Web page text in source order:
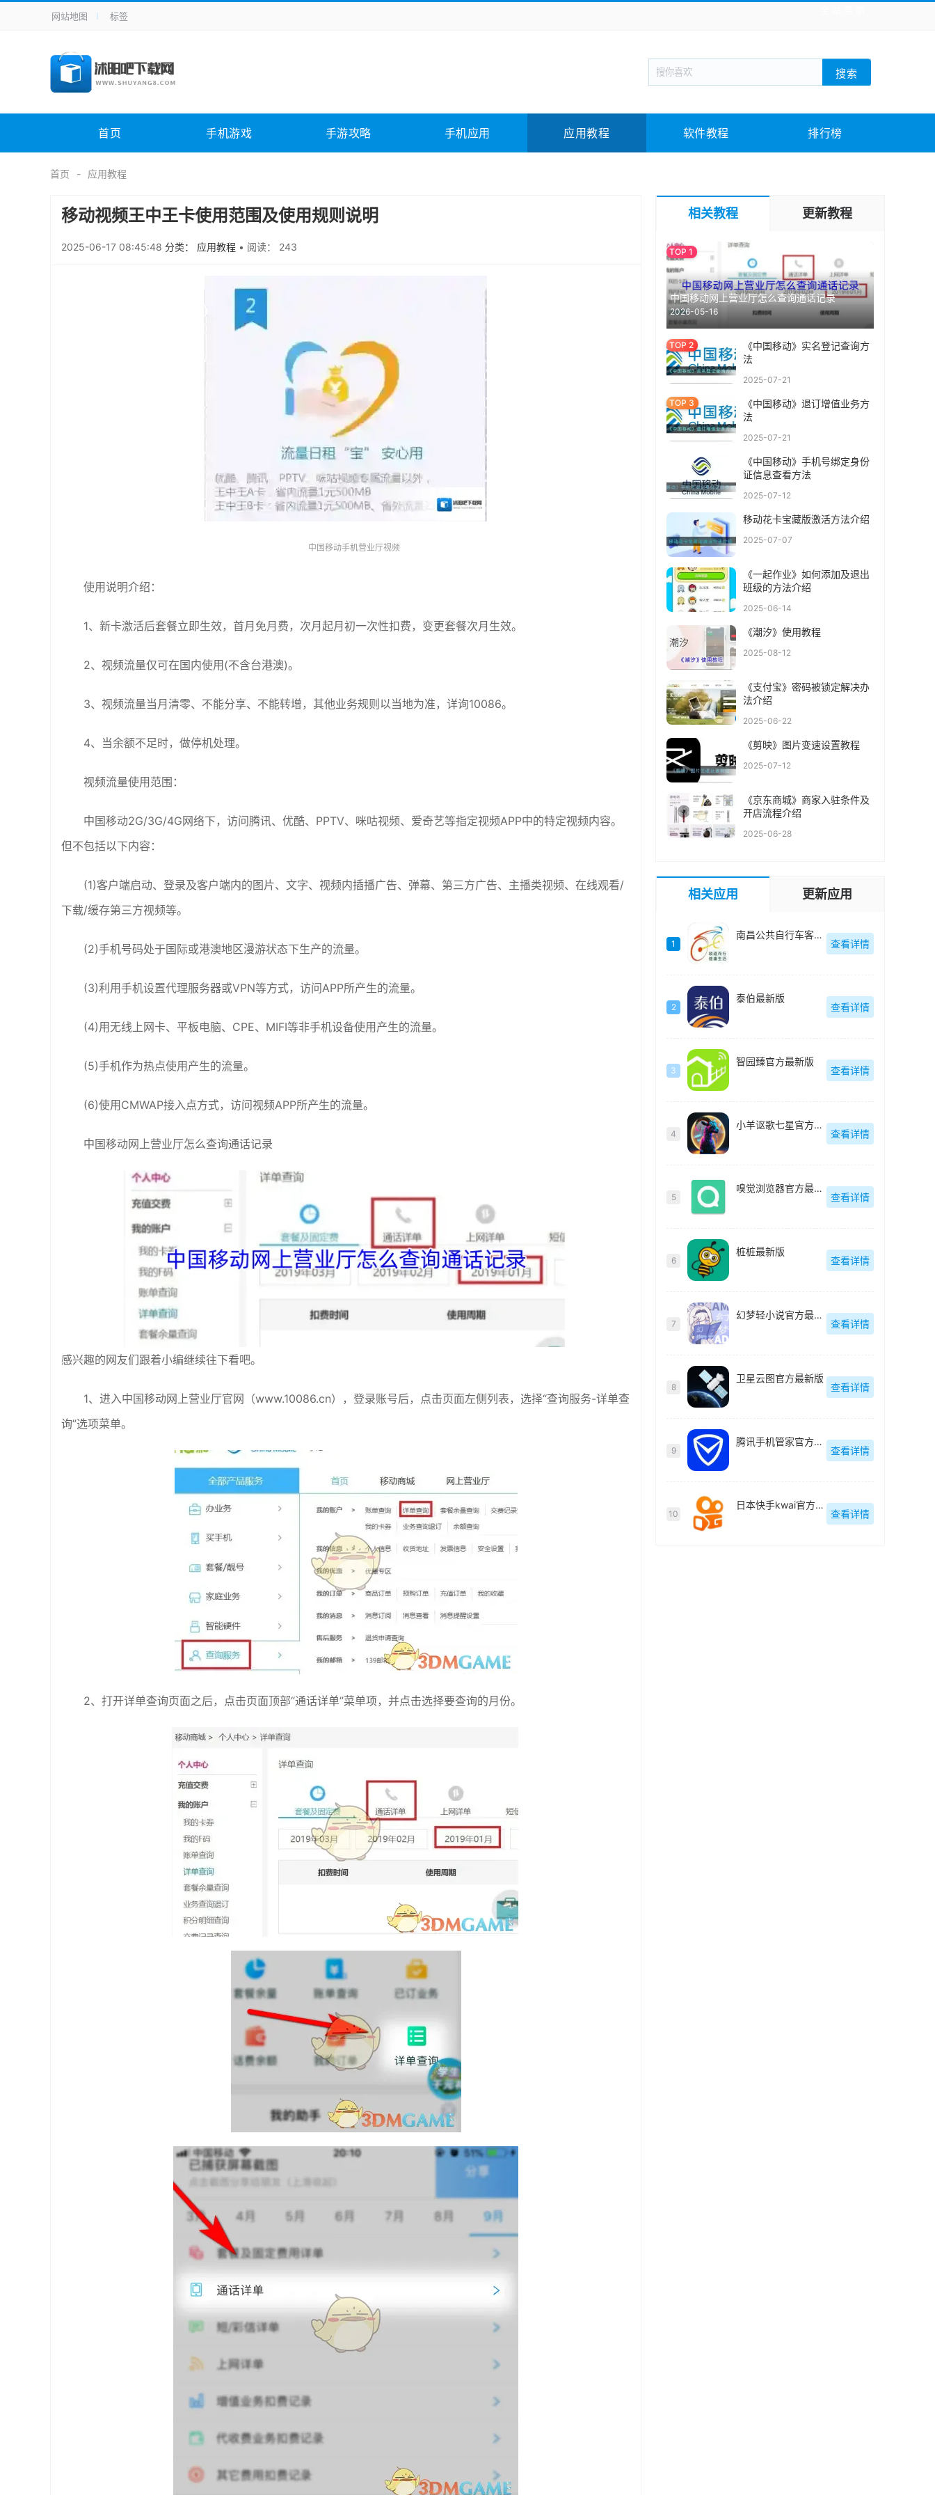
手机应用 新闻阅读 旅游出行 生活实用
手机游戏 H5游戏 回合网游 战棋游戏 枪战射击
电脑软件 其它类别 图形软件 安全相关 应用软件 影音软件 插件下载 教育教学 游戏娱乐 系统软件 素材下载
未分类 综合其它
网站地图 标签
搜索
首页 手机游戏 手游攻略 手机应用 应用教程 软件教程 排行榜
首页 应用教程
移动视频王中王卡使用范围及使用规则说明
2025-06-17 08:45:48 分类： 应用教程 • 阅读： 243
中国移动手机营业厅视频
使用说明介绍：
1、新卡激活后套餐立即生效，首月免月费，次月起月初一次性扣费，变更套餐次月生效。
2、视频流量仅可在国内使用(不含台港澳)。
3、视频流量当月清零、不能分享、不能转增，其他业务规则以当地为准，详询10086。
4、当余额不足时，做停机处理。
视频流量使用范围：
中国移动2G/3G/4G网络下，访问腾讯、优酷、PPTV、咪咕视频、爱奇艺等指定视频APP中的特定视频内容。
但不包括以下内容：
(1)客户端启动、登录及客户端内的图片、文字、视频内插播广告、弹幕、第三方广告、主播类视频、在线观看/
下载/缓存第三方视频等。
(2)手机号码处于国际或港澳地区漫游状态下生产的流量。
(3)利用手机设置代理服务器或VPN等方式，访问APP所产生的流量。
(4)用无线上网卡、平板电脑、CPE、MIFI等非手机设备使用产生的流量。
(5)手机作为热点使用产生的流量。
(6)使用CMWAP接入点方式，访问视频APP所产生的流量。
中国移动网上营业厅怎么查询通话记录
感兴趣的网友们跟着小编继续往下看吧。
1、进入中国移动网上营业厅官网（www.10086.cn），登录账号后，点击页面左侧列表，选择“查询服务-详单查
询”选项菜单。
2、打开详单查询页面之后，点击页面顶部“通话详单”菜单项，并点击选择要查询的月份。
相关教程 更新教程
中国移动网上营业厅怎么查询通话记录
2026-05-16
《中国移动》实名登记查询方
法
2025-07-21
《中国移动》退订增值业务方
法
2025-07-21
《中国移动》手机号绑定身份
证信息查看方法
2025-07-12
移动花卡宝藏版激活方法介绍
2025-07-07
《一起作业》如何添加及退出
班级的方法介绍
2025-06-14
《潮汐》使用教程
2025-08-12
《支付宝》密码被锁定解决办
法介绍
2025-06-22
《剪映》图片变速设置教程
2025-07-12
《京东商城》商家入驻条件及
开店流程介绍
2025-06-28
相关应用 更新应用
1
南昌公共自行车客户端(洪城乐骑行)最新版
查看详情
2
泰伯最新版
查看详情
3
智园臻官方最新版
查看详情
4
小羊讴歌七星官方最新版
查看详情
5
嗅觉浏览器官方最新版
查看详情
6
桩桩最新版
查看详情
7
幻梦轻小说官方最新版
查看详情
8
卫星云图官方最新版
查看详情
9
腾讯手机管家官方最新版
查看详情
10
日本快手kwai官方最新版
查看详情